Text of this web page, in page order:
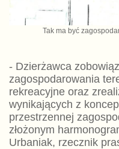
Tak ma być
- Dzierżawca
zagospodarowania
rekreacyjne oraz
wynikających z
przestrzennej
złożonym
Urbaniak, rzecznik